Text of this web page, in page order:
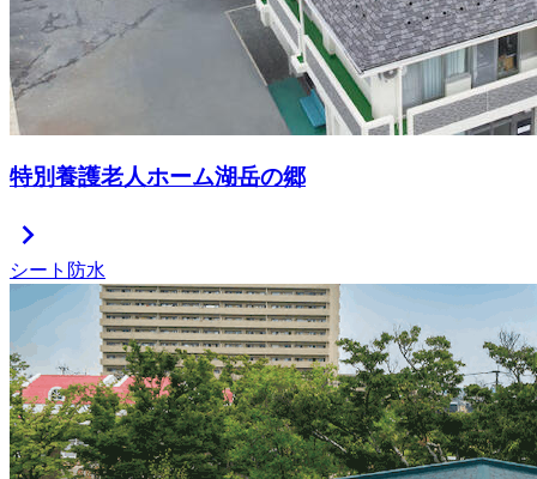
特別養護老人ホーム湖岳の郷
chevron_right
シート防水